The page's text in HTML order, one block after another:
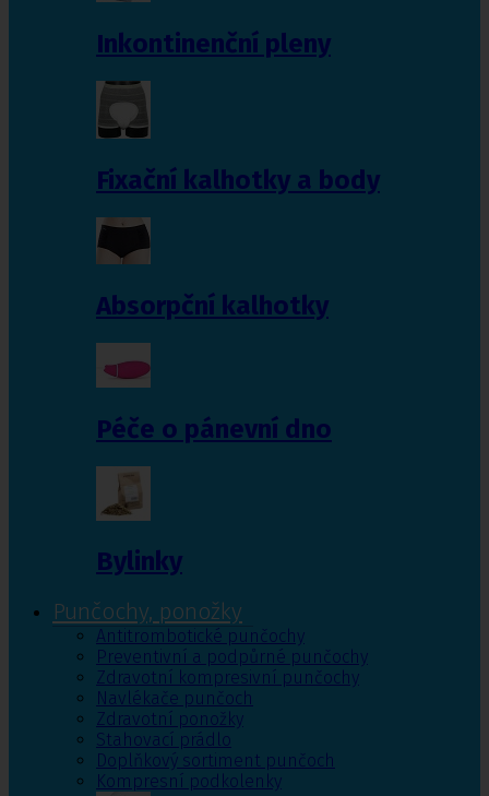
Inkontinenční pleny
Fixační kalhotky a body
Absorpční kalhotky
Péče o pánevní dno
Bylinky
Punčochy, ponožky
Antitrombotické punčochy
Preventivní a podpůrné punčochy
Zdravotní kompresivní punčochy
Navlékače punčoch
Zdravotní ponožky
Stahovací prádlo
Doplňkový sortiment punčoch
Kompresní podkolenky